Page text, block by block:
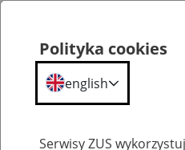
Polityka cookies
english
Serwisy ZUS